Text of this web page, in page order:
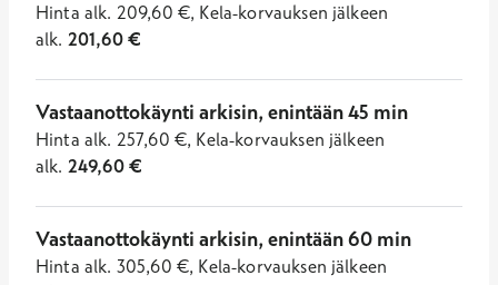
Hinta alk. 209,60 €, Kela-korvauksen jälkeen
alk. 201,60€
Vastaanottokäynti arkisin, enintään 45 min
Hinta alk. 257,60 €, Kela-korvauksen jälkeen
alk. 249,60€
Vastaanottokäynti arkisin, enintään 60 min
Hinta alk. 305,60 €, Kela-korvauksen jälkeen